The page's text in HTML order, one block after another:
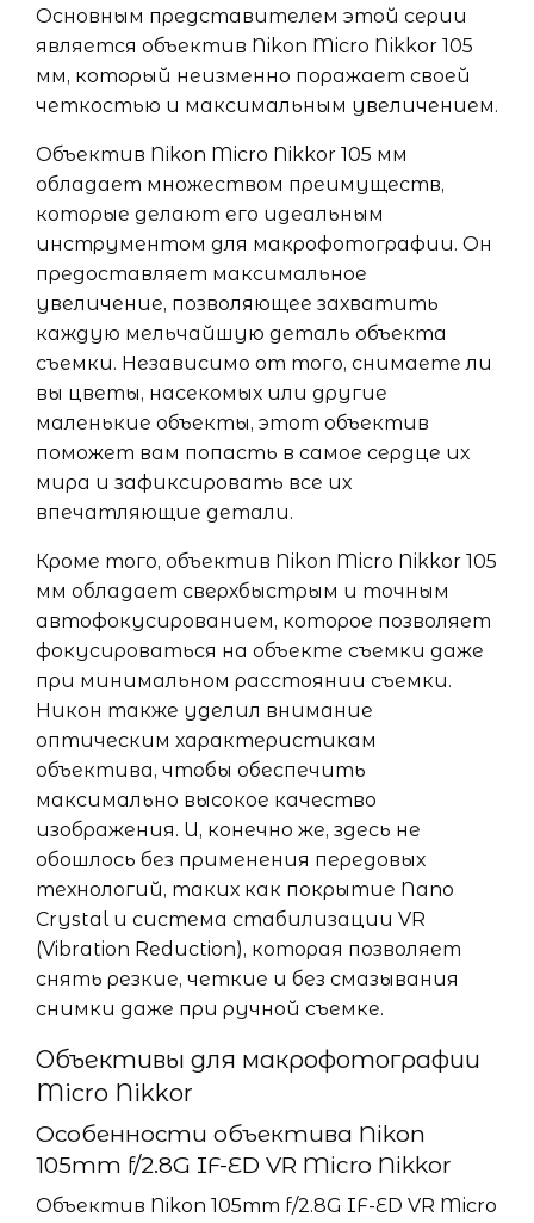
Основным представителем этой серии
является объектив Nikon Micro Nikkor 105
мм, который неизменно поражает своей
четкостью и максимальным увеличением.
Объектив Nikon Micro Nikkor 105 мм
обладает множеством преимуществ,
которые делают его идеальным
инструментом для макрофотографии. Он
предоставляет максимальное
увеличение, позволяющее захватить
каждую мельчайшую деталь объекта
съемки. Независимо от того, снимаете ли
вы цветы, насекомых или другие
маленькие объекты, этот объектив
поможет вам попасть в самое сердце их
мира и зафиксировать все их
впечатляющие детали.
Кроме того, объектив Nikon Micro Nikkor 105
мм обладает сверхбыстрым и точным
автофокусированием, которое позволяет
фокусироваться на объекте съемки даже
при минимальном расстоянии съемки.
Никон также уделил внимание
оптическим характеристикам
объектива, чтобы обеспечить
максимально высокое качество
изображения. И, конечно же, здесь не
обошлось без применения передовых
технологий, таких как покрытие Nano
Crystal и система стабилизации VR
(Vibration Reduction), которая позволяет
снять резкие, четкие и без смазывания
снимки даже при ручной съемке.
Объективы для макрофотографии
Micro Nikkor
Особенности объектива Nikon
105mm f/2.8G IF-ED VR Micro Nikkor
Объектив Nikon 105mm f/2.8G IF-ED VR Micro